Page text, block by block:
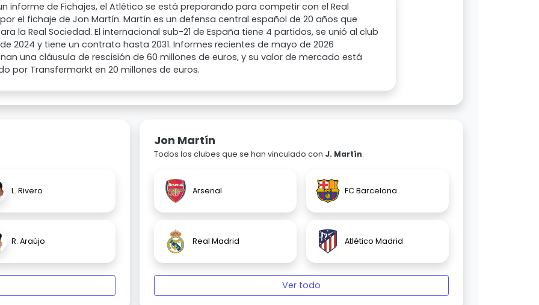
informe de Fichajes, el Atlético se está preparando para competir con el Real
el fichaje de Jon Martín. Martín es un defensa central español de 20 años que
la Real Sociedad. El internacional sub-21 de España tiene 4 partidos, se unió al club
2024 y tiene un contrato hasta 2031. Informes recientes de mayo de 2026
una cláusula de rescisión de 60 millones de euros, y su valor de mercado está
por Transfermarkt en 20 millones de euros.
L. Rivero
R. Araújo
Jon Martín
Todos los clubes que se han vinculado con J. Martín.
Arsenal FC Barcelona
Real Madrid Atlético Madrid
Ver todo